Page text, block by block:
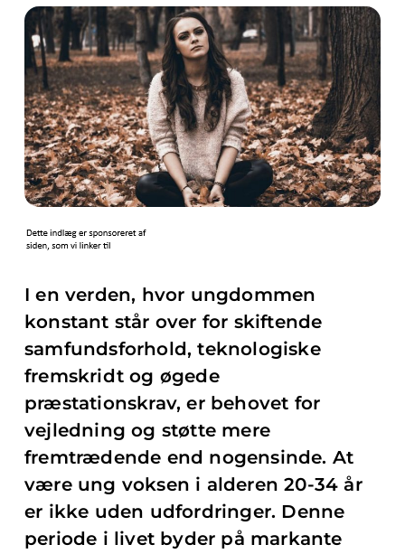
I en verden, hvor ungdommen
konstant står over for skiftende
samfundsforhold, teknologiske
fremskridt og øgede
præstationskrav, er behovet for
vejledning og støtte mere
fremtrædende end nogensinde. At
være ung voksen i alderen 20-34 år
er ikke uden udfordringer. Denne
periode i livet byder på markante